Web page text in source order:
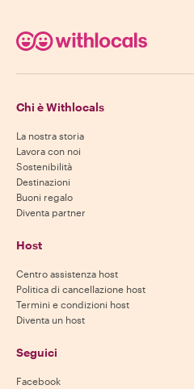
Chi è Withlocals
La nostra storia
Lavora con noi
Sostenibilità
Destinazioni
Buoni regalo
Diventa partner
Host
Centro assistenza host
Politica di cancellazione host
Termini e condizioni host
Diventa un host
Seguici
Facebook